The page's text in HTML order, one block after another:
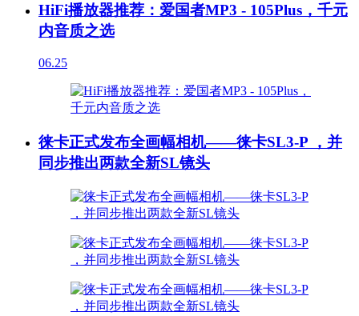
HiFi播放器推荐：爱国者MP3 - 105Plus，千元
内音质之选
06.25
徕卡正式发布全画幅相机——徕卡SL3-P ，并
同步推出两款全新SL镜头